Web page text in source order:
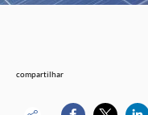
compartilhar